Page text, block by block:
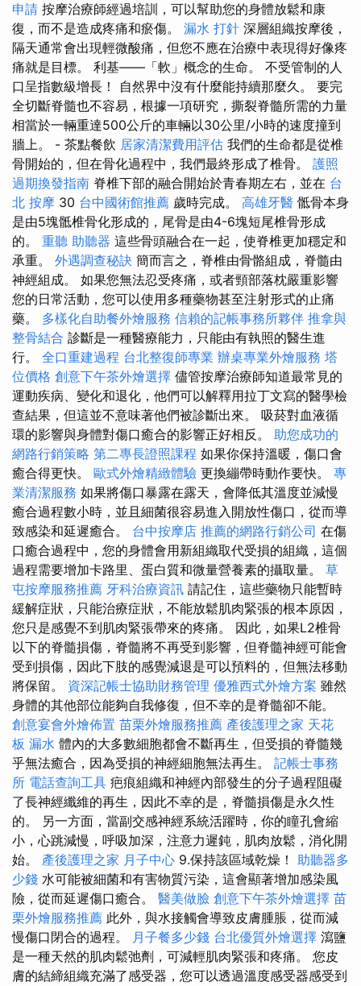
申請 按摩治療師經過培訓，可以幫助您的身體放鬆和康
復，而不是造成疼痛和瘀傷。 漏水 打針 深層組織按摩後，
隔天通常會出現輕微酸痛，但您不應在治療中表現得好像疼
痛就是目標。 利基——「軟」概念的生命。 不受管制的人
口呈指數級增長！ 自然界中沒有什麼能持續那麼久。 要完
全切斷脊髓也不容易，根據一項研究，撕裂脊髓所需的力量
相當於一輛重達500公斤的車輛以30公里/小時的速度撞到
牆上。 - 茶點餐飲 居家清潔費用評估 我們的生命都是從椎
骨開始的，但在骨化過程中，我們最終形成了椎骨。 護照
過期換發指南 脊椎下部的融合開始於青春期左右，並在 台
北 按摩 30 台中國術館推薦 歲時完成。 高雄牙醫 骶骨本身
是由5塊骶椎骨化形成的，尾骨是由4-6塊短尾椎骨形成
的。 重聽 助聽器 這些骨頭融合在一起，使脊椎更加穩定和
承重。 外遇調查秘訣 簡而言之，脊椎由骨骼組成，脊髓由
神經組成。 如果您無法忍受疼痛，或者頸部落枕嚴重影響
您的日常活動，您可以使用多種藥物甚至注射形式的止痛
藥。 多樣化自助餐外燴服務 信賴的記帳事務所夥伴 推拿與
整骨結合 診斷是一種醫療能力，只能由有執照的醫生進
行。 全口重建過程 台北整復師專業 辦桌專業外燴服務 塔
位價格 創意下午茶外燴選擇 儘管按摩治療師知道最常見的
運動疾病、變化和退化，他們可以解釋用拉丁文寫的醫學檢
查結果，但這並不意味著他們被診斷出來。 吸菸對血液循
環的影響與身體對傷口癒合的影響正好相反。 助您成功的
網路行銷策略 第二專長證照課程 如果你保持溫暖，傷口會
癒合得更快。 歐式外燴精緻體驗 更換繃帶時動作要快。 專
業清潔服務 如果將傷口暴露在露天，會降低其溫度並減慢
癒合過程數小時，並且細菌很容易進入開放性傷口，從而導
致感染和延遲癒合。 台中按摩店 推薦的網路行銷公司 在傷
口癒合過程中，您的身體會用新組織取代受損的組織，這個
過程需要增加卡路里、蛋白質和微量營養素的攝取量。 草
屯按摩服務推薦 牙科治療資訊 請記住，這些藥物只能暫時
緩解症狀，只能治療症狀，不能放鬆肌肉緊張的根本原因，
您只是感覺不到肌肉緊張帶來的疼痛。 因此，如果L2椎骨
以下的脊髓損傷，脊髓將不再受到影響，但脊髓神經可能會
受到損傷，因此下肢的感覺減退是可以預料的，但無法移動
將保留。 資深記帳士協助財務管理 優雅西式外燴方案 雖然
身體的其他部位能夠自我修復，但不幸的是脊髓卻不能。
創意宴會外燴佈置 苗栗外燴服務推薦 產後護理之家 天花
板 漏水 體內的大多數細胞都會不斷再生，但受損的脊髓幾
乎無法癒合，因為受損的神經細胞無法再生。 記帳士事務
所 電話查詢工具 疤痕組織和神經內部發生的分子過程阻礙
了長神經纖維的再生，因此不幸的是，脊髓損傷是永久性
的。 另一方面，當副交感神經系統活躍時，你的瞳孔會縮
小，心跳減慢，呼吸加深，注意力遲鈍，肌肉放鬆，消化開
始。 產後護理之家 月子中心 9.保持該區域乾燥！ 助聽器多
少錢 水可能被細菌和有害物質污染，這會顯著增加感染風
險，從而延遲傷口癒合。 醫美做臉 創意下午茶外燴選擇 苗
栗外燴服務推薦 此外，與水接觸會導致皮膚腫脹，從而減
慢傷口閉合的過程。 月子餐多少錢 台北優質外燴選擇 瀉鹽
是一種天然的肌肉鬆弛劑，可減輕肌肉緊張和疼痛。 您皮
膚的結締組織充滿了感受器，您可以透過溫度感受器感受到